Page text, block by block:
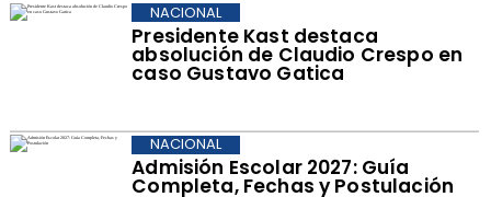
Presidente Kast destaca
absolución de Claudio Crespo en
caso Gustavo Gatica
NACIONAL
Admisión Escolar 2027: Guía
Completa, Fechas y Postulación
NACIONAL